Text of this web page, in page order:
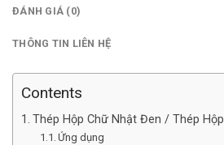
ĐÁNH GIÁ (0)
THÔNG TIN LIÊN HỆ
Contents
Thép Hộp Chữ Nhật Đen / Thép
Ứng dụng